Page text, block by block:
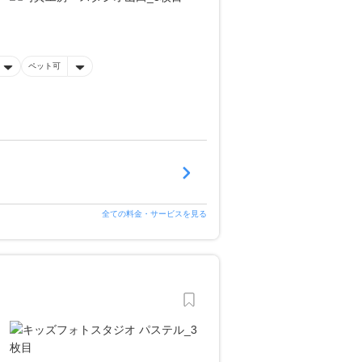
ペット可
全ての料金・サービスを見る